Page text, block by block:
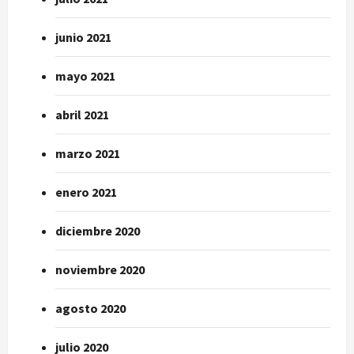
junio 2021
mayo 2021
abril 2021
marzo 2021
enero 2021
diciembre 2020
noviembre 2020
agosto 2020
julio 2020